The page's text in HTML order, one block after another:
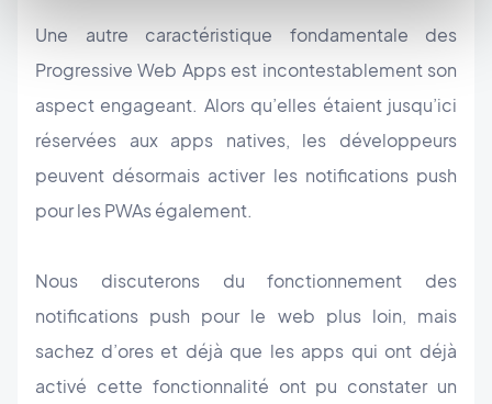
Une autre caractéristique fondamentale des
Progressive Web Apps est incontestablement son
aspect engageant. Alors qu’elles étaient jusqu’ici
réservées aux apps natives, les développeurs
peuvent désormais activer les notifications push
pour les PWAs également.
Nous discuterons du fonctionnement des
notifications push pour le web plus loin, mais
sachez d’ores et déjà que les apps qui ont déjà
activé cette fonctionnalité ont pu constater un